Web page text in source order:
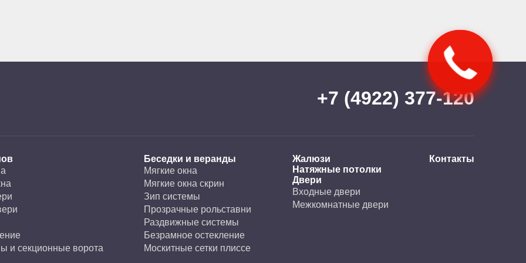
+7 (4922) 377-120
и секционные ворота
Беседки и веранды
Мягкие окна
Мягкие окна скрин
Зип системы
Прозрачные рольставни
Раздвижные системы
Безрамное остекление
Москитные сетки плиссе
Жалюзи
Натяжные потолки
Двери
Входные двери
Межкомнатные двери
Контакты